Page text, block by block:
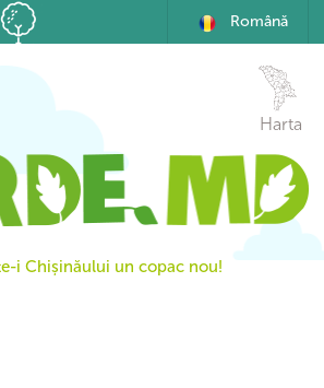
Română
i Chișinăului un copac nou!
Harta